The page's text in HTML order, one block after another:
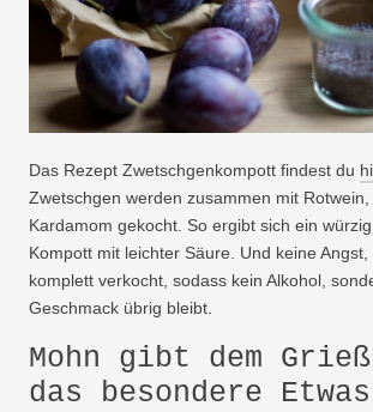
Das Rezept Zwetschgenkompott findest du
Zwetschgen werden zusammen mit
Kardamom gekocht. So ergibt sich ein
Kompott mit leichter Säure. Und keine
komplett verkocht, sodass kein Alkohol,
Geschmack übrig bleibt.
Mohn gibt dem
das besondere